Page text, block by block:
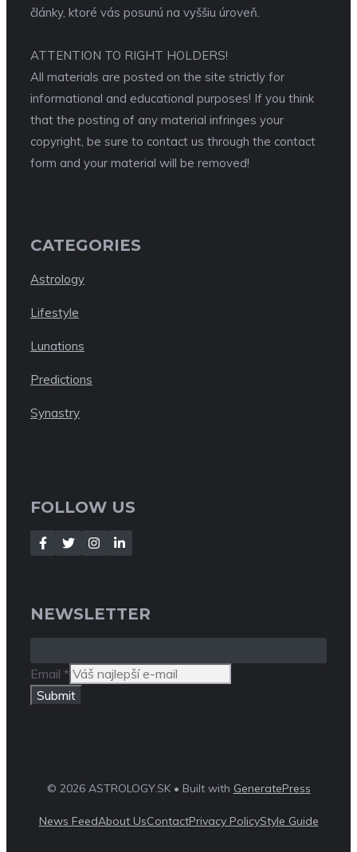
články, ktoré vás posunú na vyššiu úroveň.
ATTENTION TO RIGHT HOLDERS!
All materials are posted on the site strictly for
informational and educational purposes! If you think
that the posting of any material infringes your
copyright, be sure to contact us through the contact
form and your material will be removed!
CATEGORIES
Astrology
Lifestyle
Lunations
Predictions
Synastry
FOLLOW US
NEWSLETTER
Email *
Submit
© 2026 ASTROLOGY.SK • Built with GeneratePress
News FeedAbout UsContactPrivacy PolicyStyle Guide